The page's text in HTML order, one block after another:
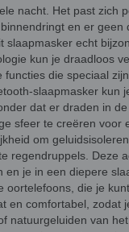
nacht. Het past zich
en er geen
echt
kun je draadloos
die speciaal
slaapmasker kun
dat er draden in
sfeer te creëren voor
om
regendruppels. Deze
je in een diepere
oortelefoons, die je
en comfortabel, zodat
natuurgeluiden van